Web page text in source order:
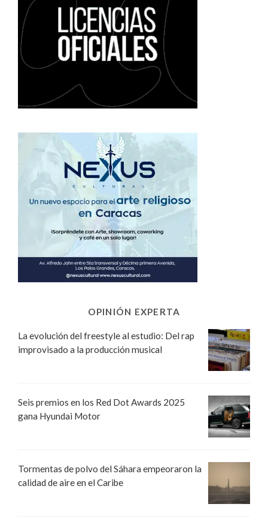
OPINIÓN EXPERTA
La evolución del freestyle al estudio: Del rap
improvisado a la producción musical
Seis premios en los Red Dot Awards 2025
gana Hyundai Motor
Tormentas de polvo del Sáhara empeoraron la
calidad de aire en el Caribe